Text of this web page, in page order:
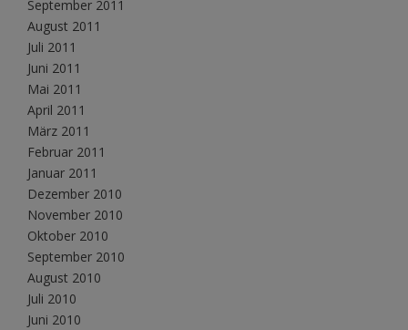
September 2011
August 2011
Juli 2011
Juni 2011
Mai 2011
April 2011
März 2011
Februar 2011
Januar 2011
Dezember 2010
November 2010
Oktober 2010
September 2010
August 2010
Juli 2010
Juni 2010